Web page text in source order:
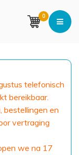
0
telefonisch
bereikbaar.
bestellingen en
vertraging
we na 17